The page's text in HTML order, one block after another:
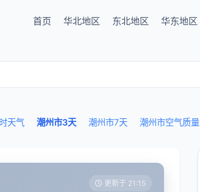
首页 华北地区 东北地区 华东地区
天气 潮州市3天 潮州市7天 潮州市空气质量
更新于 21:15